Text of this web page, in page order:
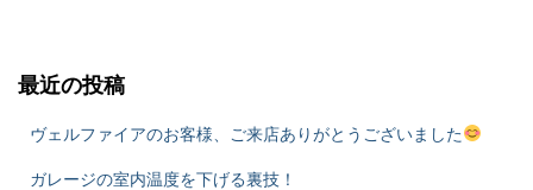
最近の投稿
ヴェルファイアのお客様、ご来店ありがとうございました
ガレージの室内温度を下げる裏技！